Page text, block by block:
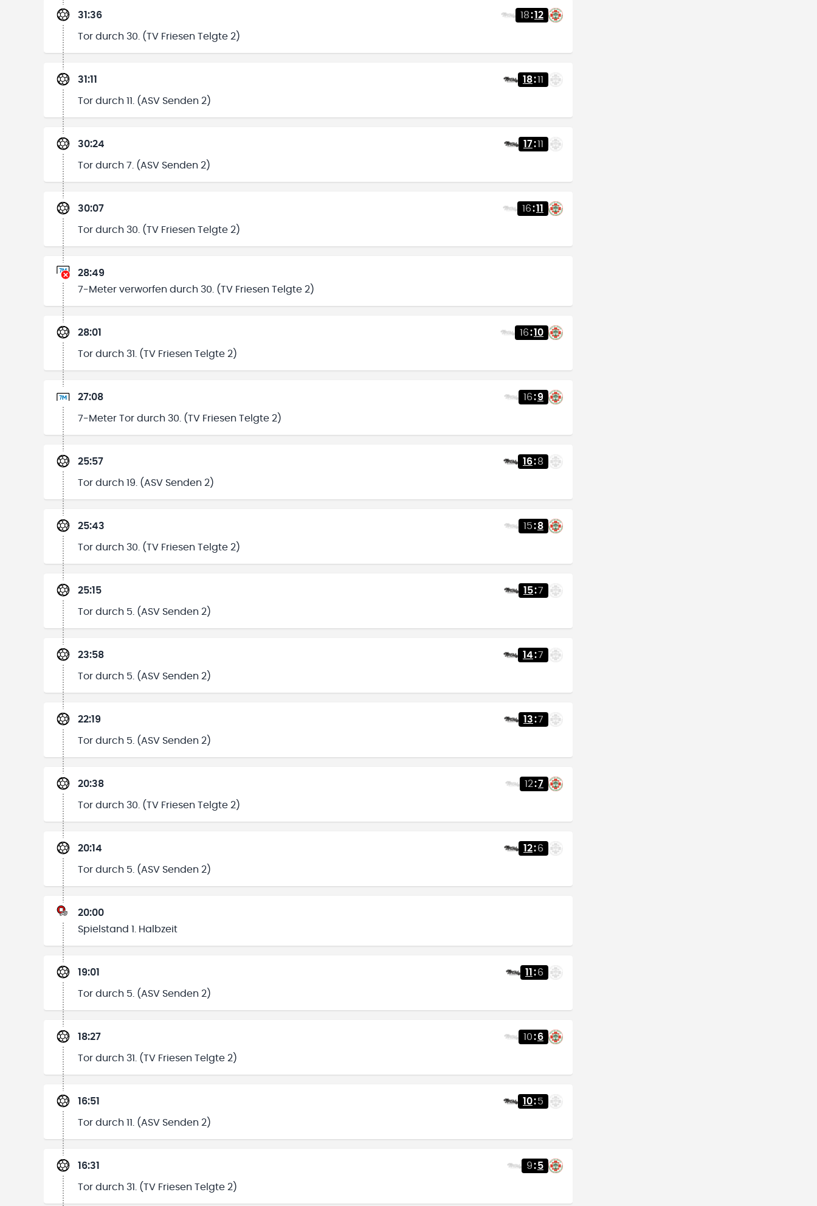
31:36 18:12
Tor durch 30. (TV Friesen Telgte 2)
31:11 18:11
Tor durch 11. (ASV Senden 2)
30:24 17:11
Tor durch 7. (ASV Senden 2)
30:07 16:11
Tor durch 30. (TV Friesen Telgte 2)
28:49
7-Meter verworfen durch 30. (TV Friesen Telgte 2)
28:01 16:10
Tor durch 31. (TV Friesen Telgte 2)
27:08 16:9
7-Meter Tor durch 30. (TV Friesen Telgte 2)
25:57 16:8
Tor durch 19. (ASV Senden 2)
25:43 15:8
Tor durch 30. (TV Friesen Telgte 2)
25:15 15:7
Tor durch 5. (ASV Senden 2)
23:58 14:7
Tor durch 5. (ASV Senden 2)
22:19 13:7
Tor durch 5. (ASV Senden 2)
20:38 12:7
Tor durch 30. (TV Friesen Telgte 2)
20:14 12:6
Tor durch 5. (ASV Senden 2)
20:00
Spielstand 1. Halbzeit
19:01 11 :6
Tor durch 5. (ASV Senden 2)
18:27 10:6
Tor durch 31. (TV Friesen Telgte 2)
16:51 10:5
Tor durch 11. (ASV Senden 2)
16:31 9:5
Tor durch 31. (TV Friesen Telgte 2)